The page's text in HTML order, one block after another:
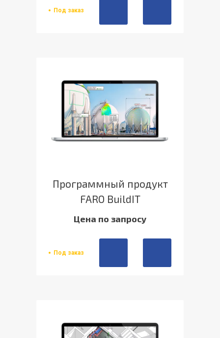
Под заказ
Программный продукт
FARO BuildIT
Цена по запросу
Под заказ